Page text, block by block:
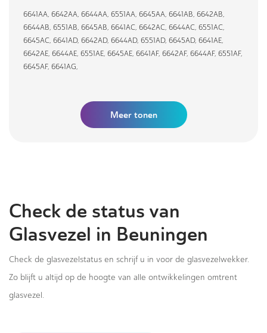
6641AA, 6642AA, 6644AA, 6551AA, 6645AA, 6641AB, 6642AB,
6644AB, 6551AB, 6645AB, 6641AC, 6642AC, 6644AC, 6551AC,
6645AC, 6641AD, 6642AD, 6644AD, 6551AD, 6645AD, 6641AE,
6642AE, 6644AE, 6551AE, 6645AE, 6641AF, 6642AF, 6644AF, 6551AF,
6645AF, 6641AG,
Meer tonen
Check de status van
Glasvezel in Beuningen
Check de glasvezelstatus en schrijf u in voor de glasvezelwekker.
Zo blijft u altijd op de hoogte van alle ontwikkelingen omtrent
glasvezel.